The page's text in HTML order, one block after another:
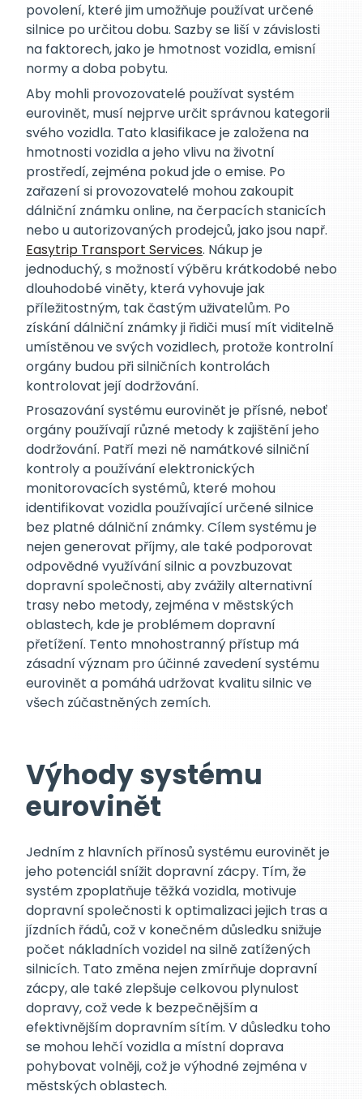
povolení, které jim umožňuje používat určené
silnice po určitou dobu. Sazby se liší v závislosti
na faktorech, jako je hmotnost vozidla, emisní
normy a doba pobytu.
Aby mohli provozovatelé používat systém
eurovinět, musí nejprve určit správnou kategorii
svého vozidla. Tato klasifikace je založena na
hmotnosti vozidla a jeho vlivu na životní
prostředí, zejména pokud jde o emise. Po
zařazení si provozovatelé mohou zakoupit
dálniční známku online, na čerpacích stanicích
nebo u autorizovaných prodejců, jako jsou např.
Easytrip Transport Services. Nákup je
jednoduchý, s možností výběru krátkodobé nebo
dlouhodobé viněty, která vyhovuje jak
příležitostným, tak častým uživatelům. Po
získání dálniční známky ji řidiči musí mít viditelně
umístěnou ve svých vozidlech, protože kontrolní
orgány budou při silničních kontrolách
kontrolovat její dodržování.
Prosazování systému eurovinět je přísné, neboť
orgány používají různé metody k zajištění jeho
dodržování. Patří mezi ně namátkové silniční
kontroly a používání elektronických
monitorovacích systémů, které mohou
identifikovat vozidla používající určené silnice
bez platné dálniční známky. Cílem systému je
nejen generovat příjmy, ale také podporovat
odpovědné využívání silnic a povzbuzovat
dopravní společnosti, aby zvážily alternativní
trasy nebo metody, zejména v městských
oblastech, kde je problémem dopravní
přetížení. Tento mnohostranný přístup má
zásadní význam pro účinné zavedení systému
eurovinět a pomáhá udržovat kvalitu silnic ve
všech zúčastněných zemích.
Výhody systému
eurovinět
Jedním z hlavních přínosů systému eurovinět je
jeho potenciál snížit dopravní zácpy. Tím, že
systém zpoplatňuje těžká vozidla, motivuje
dopravní společnosti k optimalizaci jejich tras a
jízdních řádů, což v konečném důsledku snižuje
počet nákladních vozidel na silně zatížených
silnicích. Tato změna nejen zmírňuje dopravní
zácpy, ale také zlepšuje celkovou plynulost
dopravy, což vede k bezpečnějším a
efektivnějším dopravním sítím. V důsledku toho
se mohou lehčí vozidla a místní doprava
pohybovat volněji, což je výhodné zejména v
městských oblastech.